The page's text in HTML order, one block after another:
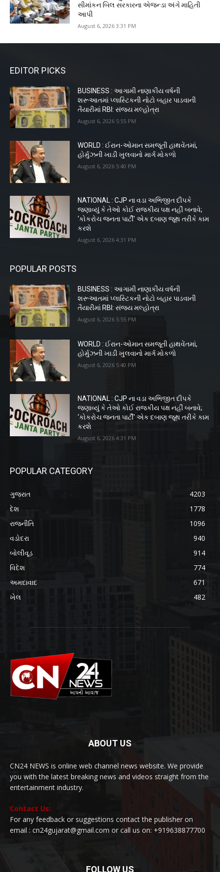
સીમાંકન બિલ સરકારના એજન્ડા અંગે માહિતી
આપી
August 6, 2026 3:31 PM
EDITOR PICKS
BUSINESS : આગામી નાણાકીય વર્ષની
શરૂઆતમાં પ્લાસ્ટિકની નોટો બહાર પાડવાની
તૈયારીમાં RBI: સંજય મલ્હોત્રા
August 6, 2026 5:55 PM
WORLD : ઈરાન-ઓમાન સમજૂતી હાથવેંતમાં,
હોર્મુઝની ખાડી ખુલવાનો માર્ગ મોકળો
August 6, 2026 5:40 PM
NATIONAL : CJP ના વડા અભિજીત દીપકે
જણાવ્યું કે તેઓ કોઈ રાજકીય પક્ષ નહીં બનાવે;
‘કોકરોચ જનતા પાર્ટી’ એક દબાણ જૂથ તરીકે કામ
કરશે
August 6, 2026 4:31 PM
POPULAR POSTS
BUSINESS : આગામી નાણાકીય વર્ષની
શરૂઆતમાં પ્લાસ્ટિકની નોટો બહાર પાડવાની
તૈયારીમાં RBI: સંજય મલ્હોત્રા
August 6, 2026 5:55 PM
WORLD : ઈરાન-ઓમાન સમજૂતી હાથવેંતમાં,
હોર્મુઝની ખાડી ખુલવાનો માર્ગ મોકળો
August 6, 2026 5:40 PM
NATIONAL : CJP ના વડા અભિજીત દીપકે
જણાવ્યું કે તેઓ કોઈ રાજકીય પક્ષ નહીં બનાવે;
‘કોકરોચ જનતા પાર્ટી’ એક દબાણ જૂથ તરીકે કામ
કરશે
August 6, 2026 4:31 PM
POPULAR CATEGORY
ગુજરાત
4203
દેશ
1778
રાજનીતિ
1096
વડોદરા
940
બોલીવૂડ
914
વિદેશ
774
અમદાવાદ
671
ખેલ
482
ABOUT US
CN24 NEWS is online web channel news website. We provide
you with the latest breaking news and videos straight from the
entertainment industry.
Contact Us:
For any feedback or suggestions contact the publisher on
email : cn24gujarat@gmail.com or call us on: +919638877700
FOLLOW US